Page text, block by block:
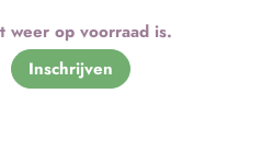
weer op voorraad is.
Inschrijven